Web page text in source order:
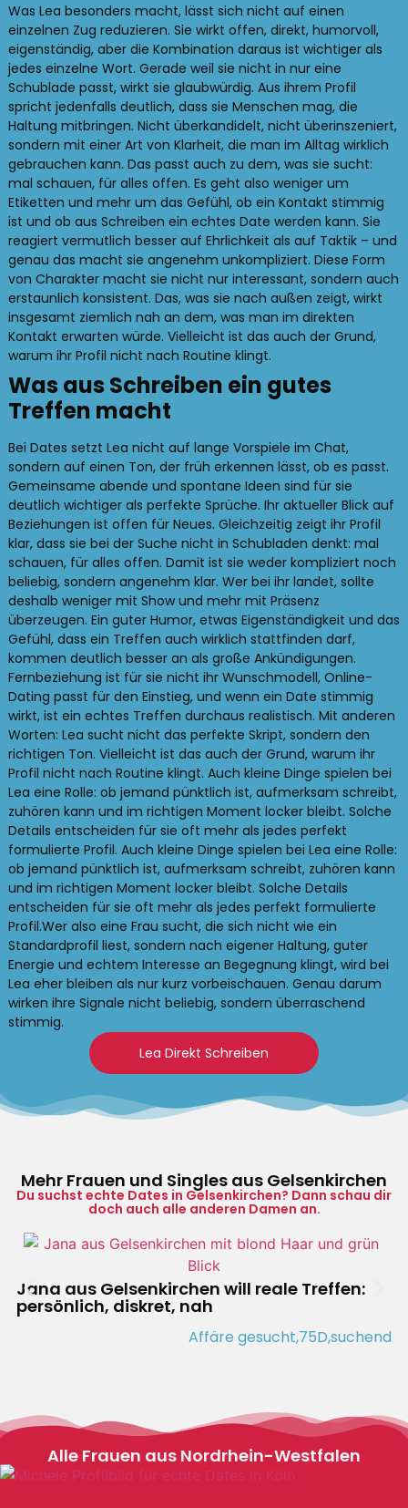
Was Lea besonders macht, lässt sich nicht auf einen
einzelnen Zug reduzieren. Sie wirkt offen, direkt, humorvoll,
eigenständig, aber die Kombination daraus ist wichtiger als
jedes einzelne Wort. Gerade weil sie nicht in nur eine
Schublade passt, wirkt sie glaubwürdig. Aus ihrem Profil
spricht jedenfalls deutlich, dass sie Menschen mag, die
Haltung mitbringen. Nicht überkandidelt, nicht überinszeniert,
sondern mit einer Art von Klarheit, die man im Alltag wirklich
gebrauchen kann. Das passt auch zu dem, was sie sucht:
mal schauen, für alles offen. Es geht also weniger um
Etiketten und mehr um das Gefühl, ob ein Kontakt stimmig
ist und ob aus Schreiben ein echtes Date werden kann. Sie
reagiert vermutlich besser auf Ehrlichkeit als auf Taktik – und
genau das macht sie angenehm unkompliziert. Diese Form
von Charakter macht sie nicht nur interessant, sondern auch
erstaunlich konsistent. Das, was sie nach außen zeigt, wirkt
insgesamt ziemlich nah an dem, was man im direkten
Kontakt erwarten würde. Vielleicht ist das auch der Grund,
warum ihr Profil nicht nach Routine klingt.
Was aus Schreiben ein gutes
Treffen macht
Bei Dates setzt Lea nicht auf lange Vorspiele im Chat,
sondern auf einen Ton, der früh erkennen lässt, ob es passt.
Gemeinsame abende und spontane Ideen sind für sie
deutlich wichtiger als perfekte Sprüche. Ihr aktueller Blick auf
Beziehungen ist offen für Neues. Gleichzeitig zeigt ihr Profil
klar, dass sie bei der Suche nicht in Schubladen denkt: mal
schauen, für alles offen. Damit ist sie weder kompliziert noch
beliebig, sondern angenehm klar. Wer bei ihr landet, sollte
deshalb weniger mit Show und mehr mit Präsenz
überzeugen. Ein guter Humor, etwas Eigenständigkeit und das
Gefühl, dass ein Treffen auch wirklich stattfinden darf,
kommen deutlich besser an als große Ankündigungen.
Fernbeziehung ist für sie nicht ihr Wunschmodell, Online-
Dating passt für den Einstieg, und wenn ein Date stimmig
wirkt, ist ein echtes Treffen durchaus realistisch. Mit anderen
Worten: Lea sucht nicht das perfekte Skript, sondern den
richtigen Ton. Vielleicht ist das auch der Grund, warum ihr
Profil nicht nach Routine klingt. Auch kleine Dinge spielen bei
Lea eine Rolle: ob jemand pünktlich ist, aufmerksam schreibt,
zuhören kann und im richtigen Moment locker bleibt. Solche
Details entscheiden für sie oft mehr als jedes perfekt
formulierte Profil. Auch kleine Dinge spielen bei Lea eine Rolle:
ob jemand pünktlich ist, aufmerksam schreibt, zuhören kann
und im richtigen Moment locker bleibt. Solche Details
entscheiden für sie oft mehr als jedes perfekt formulierte
Profil.Wer also eine Frau sucht, die sich nicht wie ein
Standardprofil liest, sondern nach eigener Haltung, guter
Energie und echtem Interesse an Begegnung klingt, wird bei
Lea eher bleiben als nur kurz vorbeischauen. Genau darum
wirken ihre Signale nicht beliebig, sondern überraschend
stimmig.
Lea Direkt Schreiben
Mehr Frauen und Singles aus Gelsenkirchen
Du suchst echte Dates in Gelsenkirchen? Dann schau dir
doch auch alle anderen Damen an.
Jana aus Gelsenkirchen will reale Treffen:
persönlich, diskret, nah
suchend
75D,
Affäre gesucht,
Alle Frauen aus Nordrhein-Westfalen